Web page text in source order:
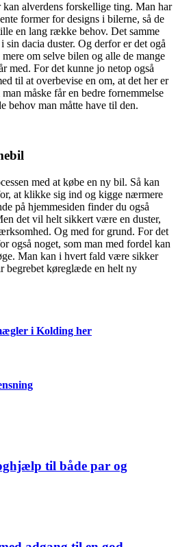
alverdens forskellige ting. Man har
former for designs i bilerne, så de
en lang række behov. Det samme
dacia duster. Og derfor er det ogå
om selve bilen og alle de mange
med. For det kunne jo netop også
til at overbevise en om, at det her er
måske får en bedre fornemmelse
behov man måtte have til den.
med at købe en ny bil. Så kan
at klikke sig ind og kigge nærmere
på hjemmesiden finder du også
det vil helt sikkert være en duster,
Og med for grund. For det
også noget, som man med fordel kan
Man kan i hvert fald være sikker
begrebet køreglæde en helt ny
i Kolding her
til både par og